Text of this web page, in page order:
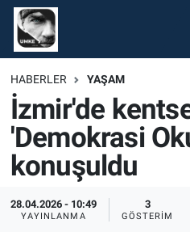
HABERLER YAŞAM
İzmir'de
'Demokrasi
konuşuldu
28.04.2026 - 10:49
YAYINLANMA
3
GÖSTERIM
Gündem
Ekonomi
Spor
Magazin
Tüm Haberler
Nöbetçi Eczaneler
Hava Durumu
Namaz Vakitleri
Trafik Durumu
Süper Lig Puan